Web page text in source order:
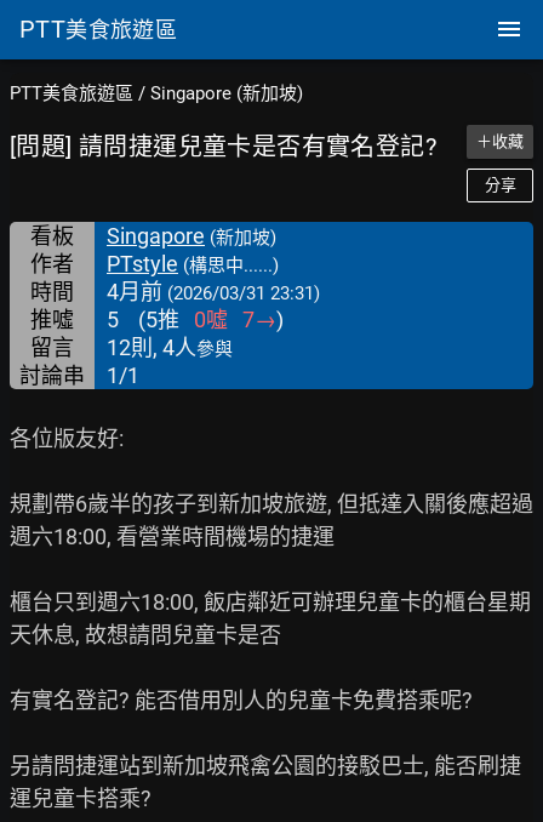
PTT美食旅遊區
PTT美食旅遊區 / Singapore (新加坡)
[問題] 請問捷運兒童卡是否有實名登記? ＋收藏
分享
看板 Singapore (新加坡)
作者 PTstyle (構思中......)
時間 4月前 (2026/03/31 23:31)
推噓 5 (5推 0噓 7→)
留言
12則, 4人參與
討論串 1/1
各位版友好:
規劃帶6歲半的孩子到新加坡旅遊, 但抵達入關後應超過
週六18:00, 看營業時間機場的捷運
櫃台只到週六18:00, 飯店鄰近可辦理兒童卡的櫃台星期
天休息, 故想請問兒童卡是否
有實名登記? 能否借用別人的兒童卡免費搭乘呢?
另請問捷運站到新加坡飛禽公園的接駁巴士, 能否刷捷
運兒童卡搭乘?